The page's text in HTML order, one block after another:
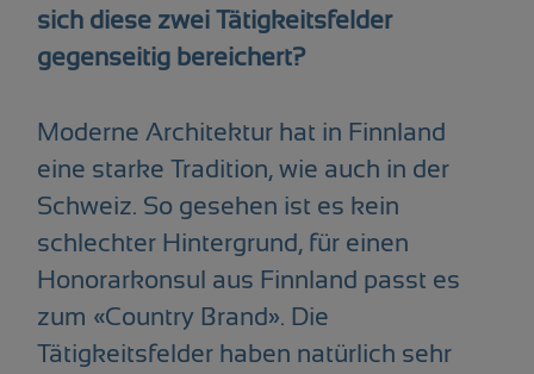
sich diese zwei Tätigkeitsfelder
gegenseitig bereichert?
Moderne Architektur hat in Finnland
eine starke Tradition, wie auch in der
Schweiz. So gesehen ist es kein
schlechter Hintergrund, für einen
Honorarkonsul aus Finnland passt es
zum «Country Brand». Die
Tätigkeitsfelder haben natürlich sehr